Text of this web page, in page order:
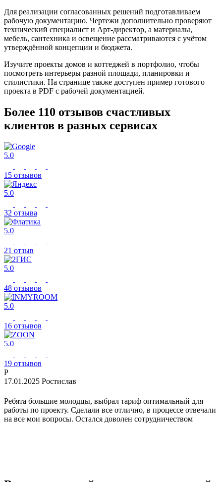
Для реализации согласованных решений подготавливаем
рабочую документацию. Чертежи дополнительно проверяют
технический специалист и Арт-директор, а материалы,
мебель, сантехника и освещение рассматриваются с учётом
утверждённой концепции и бюджета.
Изучите проекты домов и коттеджей в портфолио, чтобы
посмотреть интерьеры разной площади, планировки и
стилистики. На странице также доступен пример готового
проекта в PDF с рабочей документацией.
Более 110 отзывов счастливых
клиентов в разных сервисах
5.0
15 отзывов
5.0
32 отзыва
5.0
21 отзыв
5.0
48 отзывов
5.0
16 отзывов
5.0
19 отзывов
Р
17.01.2025 Ростислав
Ребята большие молодцы, выбрал тариф оптимальный для
работы по проекту. Сделали все отлично, в процессе отвечали
на все мои вопросы. Остался доволен сотрудничеством